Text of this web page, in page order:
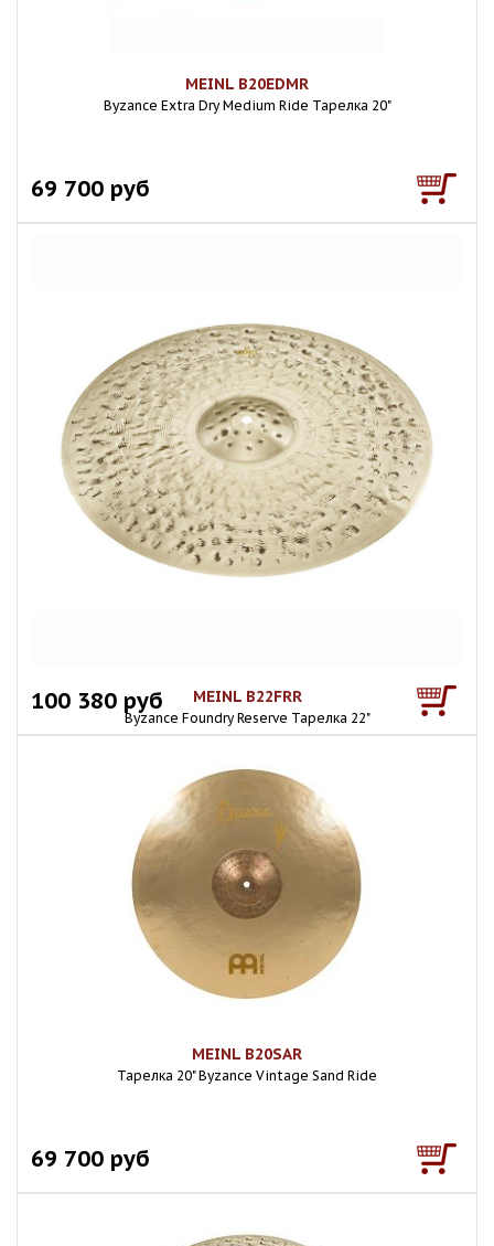
MEINL B20EDMR
Byzance Extra Dry Medium Ride Тарелка 20"
69 700 руб
MEINL B22FRR
Byzance Foundry Reserve Тарелка 22"
100 380 руб
MEINL B20SAR
Тарелка 20" Byzance Vintage Sand Ride
69 700 руб